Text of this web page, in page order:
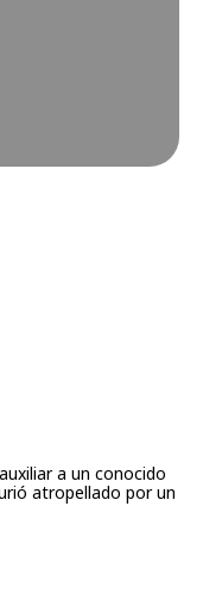
a un conocido
atropellado por un